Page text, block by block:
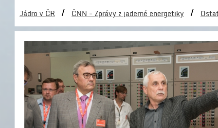
Jádro v ČR / ČNN - Zprávy z jaderné energetiky /